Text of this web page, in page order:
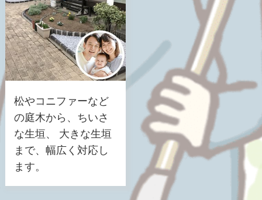
松やコニファーなど
の庭木から、ちいさ
な生垣、 大きな生垣
まで、幅広く対応し
ます。